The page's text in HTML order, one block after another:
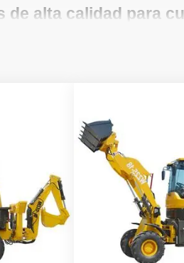
de alta calidad para
cargadoras chinas
retroexcavadoras cargadoras de
de retroexcavadoras
valor por su inversión. Explore
sus proyectos.